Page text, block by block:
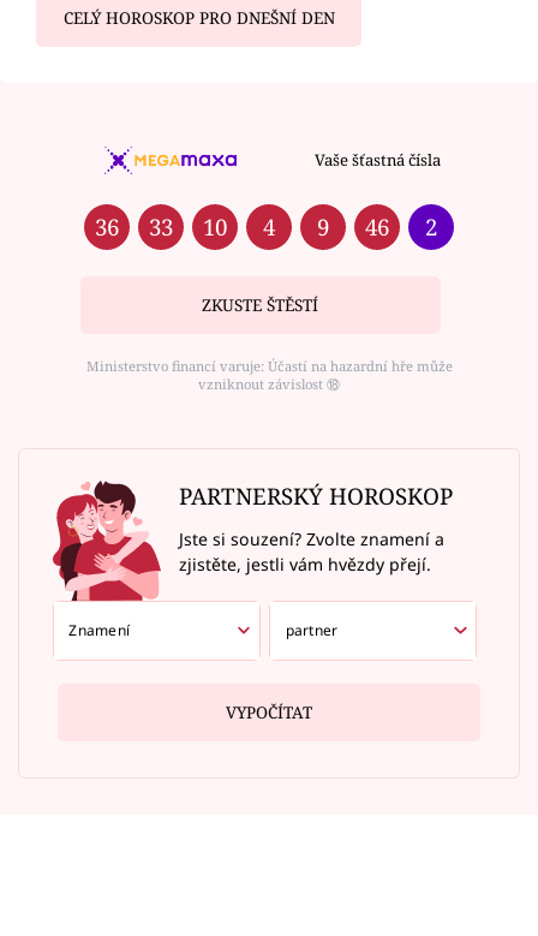
CELÝ HOROSKOP PRO DNEŠNÍ DEN
Vaše šťastná čísla
36 33 10 4 9 46 2
ZKUSTE ŠTĚSTÍ
Ministerstvo financí varuje: Účastí na hazardní hře může
vzniknout závislost ⑱
PARTNERSKÝ HOROSKOP
Jste si souzení? Zvolte znamení a
zjistěte, jestli vám hvězdy přejí.
VYPOČÍTAT